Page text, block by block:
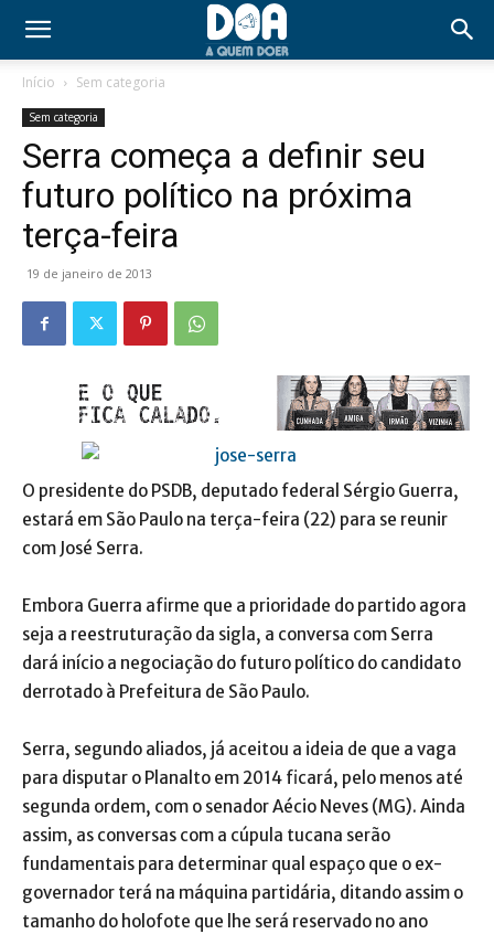
Início Sem categoria
Sem categoria
Serra começa a definir seu
futuro político na próxima
terça-feira
19 de janeiro de 2013
O presidente do PSDB, deputado federal Sérgio Guerra,
estará em São Paulo na terça-feira (22) para se reunir
com José Serra.
Embora Guerra afirme que a prioridade do partido agora
seja a reestruturação da sigla, a conversa com Serra
dará início a negociação do futuro político do candidato
derrotado à Prefeitura de São Paulo.
Serra, segundo aliados, já aceitou a ideia de que a vaga
para disputar o Planalto em 2014 ficará, pelo menos até
segunda ordem, com o senador Aécio Neves (MG). Ainda
assim, as conversas com a cúpula tucana serão
fundamentais para determinar qual espaço que o ex-
governador terá na máquina partidária, ditando assim o
tamanho do holofote que lhe será reservado no ano